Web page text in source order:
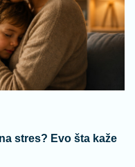
stres? Evo šta kaže